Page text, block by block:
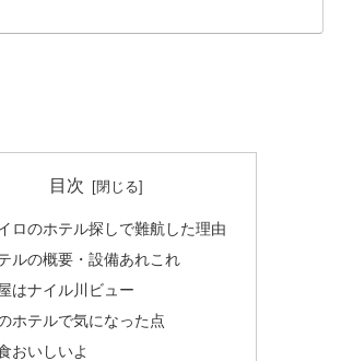
目次
ロのホテル探しで難航した理由
ルの概要・設備あれこれ
はナイル川ビュー
ホテルで気になった点
おいしいよ